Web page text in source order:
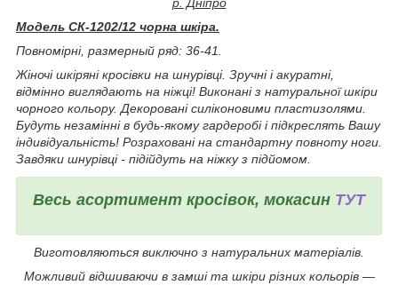
Модель СК-1202/12 чорна шкіра.
Повномірні, размерный ряд: 36-41.
Жіночі шкіряні кросівки на шнурівці. Зручні і акуратні,
відмінно виглядають на ніжці! Виконані з натуральної шкіри
чорного кольору. Декоровані силіконовими пластизолями.
Будуть незамінні в будь-якому гардеробі і підкреслять Вашу
індивідуальність! Розраховані на стандартну повноту ноги.
Завдяки шнурівці - підійдуть на ніжку з підйомом.
Весь асортимент кросівок, мокасин ТУТ
Виготовляються виключно з натуральних матеріалів.
Можливий відшиваючи в замші та шкіри різних кольорів ―